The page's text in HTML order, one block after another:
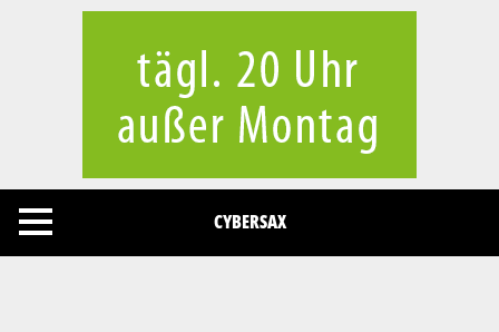
CYBERSAX
Cookies management panel